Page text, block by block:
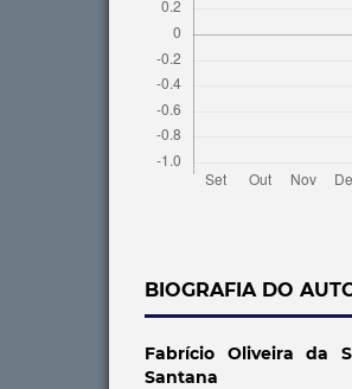
BIOGRAFIA DO
Fabrício Oliveira da
Santana